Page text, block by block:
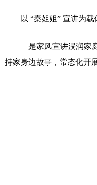
以 “秦姐姐” 宣讲为载
一是家风宣讲浸润家庭
持家身边故事，常态化开